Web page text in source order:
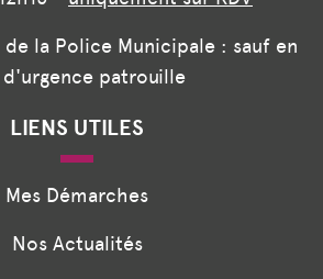
la Police Municipale : sauf en
d'urgence patrouille
LIENS UTILES
Mes Démarches
Nos Actualités